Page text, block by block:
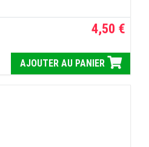
4,50 €
AJOUTER AU PANIER